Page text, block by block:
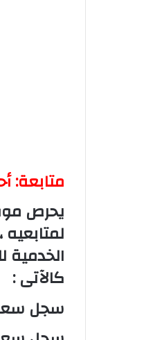
‏متابعة:
‏يحرص
الخدمية
كالآتى :
‏سجل سعر